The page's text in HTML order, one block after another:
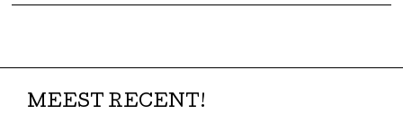
MEEST RECENT!